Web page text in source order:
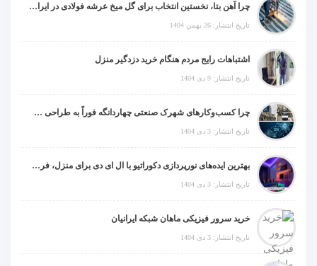
چرا آهن بتا، نخستین انتخاب برای گل میخ عرشه فولادی در ایران است؟
تاریخ انتشار: 26 بهمن 1404
اشتباهات رایج مردم هنگام خرید دزدگیر منزل
تاریخ انتشار: 9 دی 1404
چرا کسب‌وکارهای شهرک صنعتی چهاردانگه فوراً به طراحی سایت نیاز دارند؟
تاریخ انتشار: 3 دی 1404
بهترین ایده‌های نورپردازی دکوراتیو با ال ای دی برای منزل، فروشگاه و دفتر کار
تاریخ انتشار: 3 دی 1404
خرید سرور فیزیکی ماهان شبکه ایرانیان
تاریخ انتشار: 3 دی 1404